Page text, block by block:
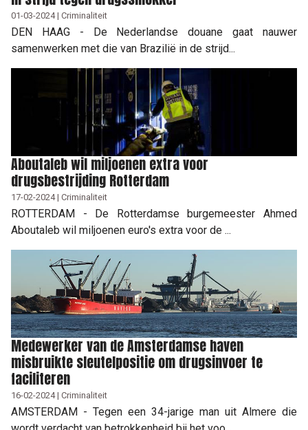
01-03-2024 | Criminaliteit
DEN HAAG - De Nederlandse douane gaat nauwer
samenwerken met die van Brazilië in de strijd...
Aboutaleb wil miljoenen extra voor
drugsbestrijding Rotterdam
17-02-2024 | Criminaliteit
ROTTERDAM - De Rotterdamse burgemeester Ahmed
Aboutaleb wil miljoenen euro's extra voor de ...
Medewerker van de Amsterdamse haven
misbruikte sleutelpositie om drugsinvoer te
faciliteren
16-02-2024 | Criminaliteit
AMSTERDAM - Tegen een 34-jarige man uit Almere die